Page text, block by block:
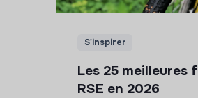
S'inspirer
Les 25 meilleures
RSE en 2026